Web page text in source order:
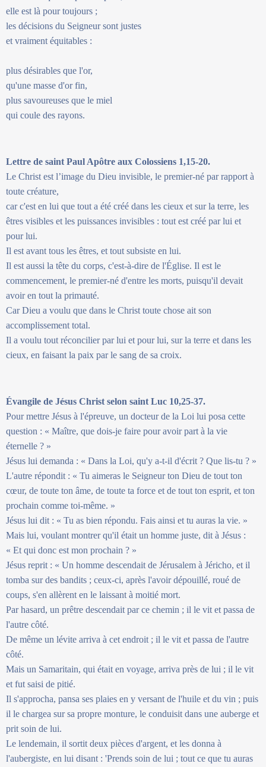
elle est là pour toujours ;
les décisions du Seigneur sont justes
et vraiment équitables :
plus désirables que l'or,
qu'une masse d'or fin,
plus savoureuses que le miel
qui coule des rayons.
Lettre de saint Paul Apôtre aux Colossiens 1,15-20.
Le Christ est l’image du Dieu invisible, le premier-né par rapport à
toute créature,
car c'est en lui que tout a été créé dans les cieux et sur la terre, les
êtres visibles et les puissances invisibles : tout est créé par lui et
pour lui.
Il est avant tous les êtres, et tout subsiste en lui.
Il est aussi la tête du corps, c'est-à-dire de l'Église. Il est le
commencement, le premier-né d'entre les morts, puisqu'il devait
avoir en tout la primauté.
Car Dieu a voulu que dans le Christ toute chose ait son
accomplissement total.
Il a voulu tout réconcilier par lui et pour lui, sur la terre et dans les
cieux, en faisant la paix par le sang de sa croix.
Évangile de Jésus Christ selon saint Luc 10,25-37.
Pour mettre Jésus à l'épreuve, un docteur de la Loi lui posa cette
question : « Maître, que dois-je faire pour avoir part à la vie
éternelle ? »
Jésus lui demanda : « Dans la Loi, qu'y a-t-il d'écrit ? Que lis-tu ? »
L'autre répondit : « Tu aimeras le Seigneur ton Dieu de tout ton
cœur, de toute ton âme, de toute ta force et de tout ton esprit, et ton
prochain comme toi-même. »
Jésus lui dit : « Tu as bien répondu. Fais ainsi et tu auras la vie. »
Mais lui, voulant montrer qu'il était un homme juste, dit à Jésus :
« Et qui donc est mon prochain ? »
Jésus reprit : « Un homme descendait de Jérusalem à Jéricho, et il
tomba sur des bandits ; ceux-ci, après l'avoir dépouillé, roué de
coups, s'en allèrent en le laissant à moitié mort.
Par hasard, un prêtre descendait par ce chemin ; il le vit et passa de
l'autre côté.
De même un lévite arriva à cet endroit ; il le vit et passa de l'autre
côté.
Mais un Samaritain, qui était en voyage, arriva près de lui ; il le vit
et fut saisi de pitié.
Il s'approcha, pansa ses plaies en y versant de l'huile et du vin ; puis
il le chargea sur sa propre monture, le conduisit dans une auberge et
prit soin de lui.
Le lendemain, il sortit deux pièces d'argent, et les donna à
l'aubergiste, en lui disant : 'Prends soin de lui ; tout ce que tu auras